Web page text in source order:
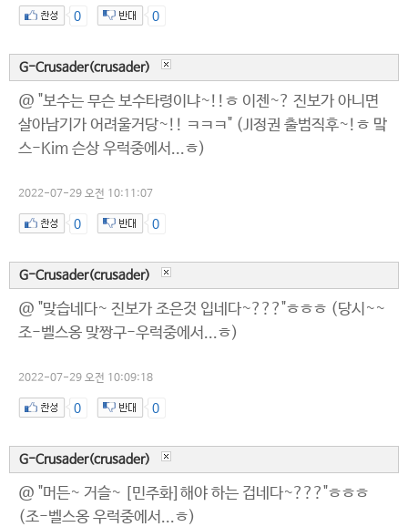
0 0
G-Crusader(crusader)
@ "보수는 무슨 보수타령이냐~!!ㅎ 이젠~? 진보가 아니면
살아남기가 어려울거당~!! ㅋㅋㅋ" (JI정권 출범직후~!ㅎ 맠
스-Kim 슨상 우럭중에서...ㅎ)
2022-07-29 오전 10:11:07
0 0
G-Crusader(crusader)
@ "맞습네다~ 진보가 조은것 입네다~???"ㅎㅎㅎ (당시~~
조-벨스옹 맞짱구-우럭중에서...ㅎ)
2022-07-29 오전 10:09:18
0 0
G-Crusader(crusader)
@ "머든~ 거슬~ [민주화]해야 하는 겁네다~???"ㅎㅎㅎ
(조-벨스옹 우럭중에서...ㅎ)